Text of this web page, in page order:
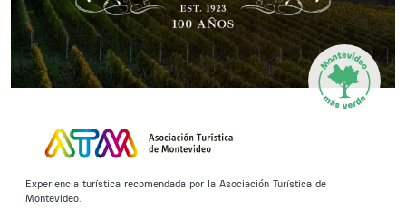
Experiencia turística recomendada por la Asociación Turística de
Montevideo.